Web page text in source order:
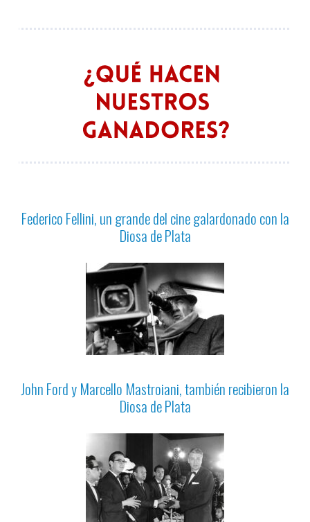
Federico Fellini, un grande del cine galardonado con la
Diosa de Plata
John Ford y Marcello Mastroiani, también recibieron la
Diosa de Plata